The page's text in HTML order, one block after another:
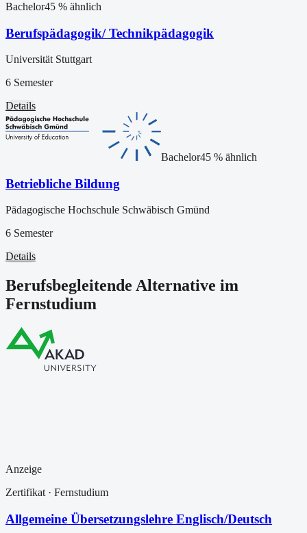
Bachelor45 % ähnlich
Berufspädagogik/ Technikpädagogik
Universität Stuttgart
6 Semester
Details
Bachelor45 % ähnlich
Betriebliche Bildung
Pädagogische Hochschule Schwäbisch Gmünd
6 Semester
Details
Berufsbegleitende Alternative im
Fernstudium
Anzeige
Zertifikat · Fernstudium
Allgemeine Übersetzungslehre Englisch/Deutsch